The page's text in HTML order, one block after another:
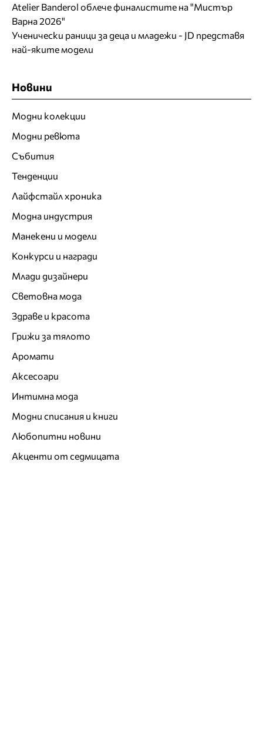
Atelier Banderol облече финалистите на "Мистър
Варна 2026"
Ученически раници за деца и младежи - JD представя
най-яките модели
Новини
Модни колекции
Модни ревюта
Събития
Тенденции
Лайфстайл хроника
Модна индустрия
Манекени и модели
Конкурси и награди
Млади дизайнери
Световна мода
Здраве и красота
Грижи за тялото
Аромати
Аксесоари
Интимна мода
Модни списания и книги
Любопитни новини
Акценти от седмицата